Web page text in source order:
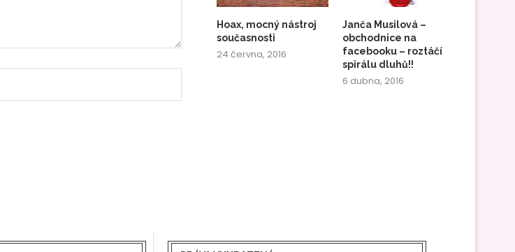
Hoax, mocný nástroj
současnosti
24 června, 2016
Janča Musilová –
obchodnice na
facebooku – roztáčí
spirálu dluhů!!
6 dubna, 2016